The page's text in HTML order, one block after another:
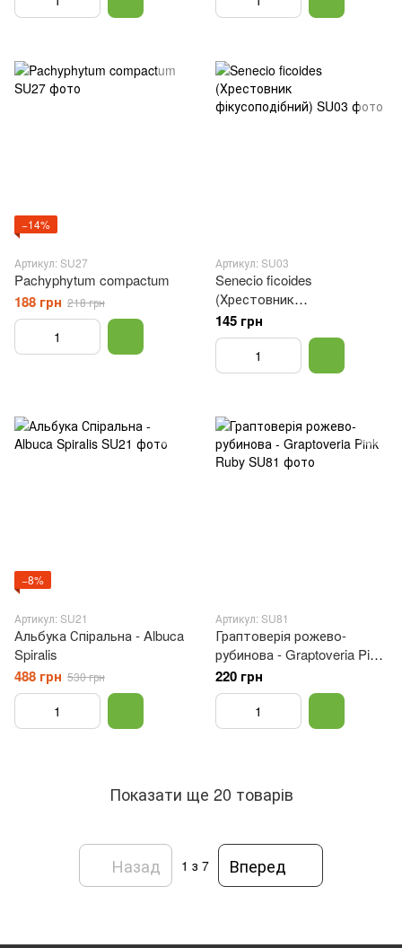
−14%
Артикул: SU27
Pachyphytum compactum
188 грн 218 грн
Артикул: SU03
Senecio ficoides
(Хрестовник
фікусоподібний)
145 грн
−8%
Артикул: SU21
Альбука Спіральна - Albuca
Spiralis
488 грн 530 грн
Артикул: SU81
Граптоверія рожево-
рубинова - Graptoveria Pink
Ruby
220 грн
Показати ще 20 товарів
Назад 1 з 7 Вперед